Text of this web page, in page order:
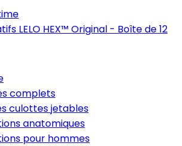
LELO HEX™ Original - Boîte de 12
complets
culottes jetables
anatomiques
pour hommes